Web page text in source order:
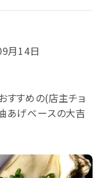
月14日
すすめの(店主チョ
あげベースの大吉